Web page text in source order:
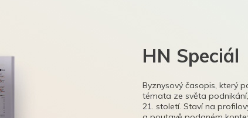
HN Speciál
Byznysový časopis, který
témata ze světa
21. století. Staví na